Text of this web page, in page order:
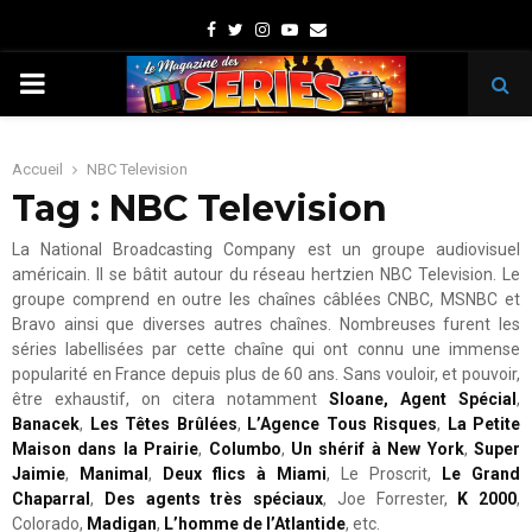
Facebook
TwitterInstagram
Youtube
Email
PRIMARY
Accueil NBC Television
Tag : NBC Television
La National Broadcasting Company est un groupe audiovisuel
américain. Il se bâtit autour du réseau hertzien NBC Television. Le
groupe comprend en outre les chaînes câblées CNBC, MSNBC et
Bravo ainsi que diverses autres chaînes. Nombreuses furent les
séries labellisées par cette chaîne qui ont connu une immense
popularité en France depuis plus de 60 ans. Sans vouloir, et pouvoir,
être exhaustif, on citera notamment Sloane, Agent Spécial ,
Banacek, Les Têtes Brûlées, L’Agence Tous Risques,
La Petite
Maison dans la Prairie, Columbo, Un shérif à New York,Super
Jaimie, Manimal , Deux flics à Miami, Le Proscrit,
Le Grand
Chaparral , Des agents très spéciaux, Joe Forrester, K 2000,
Colorado, Madigan, L’homme de l’Atlantide, etc.